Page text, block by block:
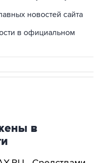
в официальном
в
- Средствами